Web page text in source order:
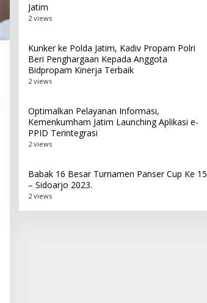
Jatim
2 views
Kunker ke Polda Jatim, Kadiv Propam Polri
Beri Penghargaan Kepada Anggota
Bidpropam Kinerja Terbaik
2 views
Optimalkan Pelayanan Informasi,
Kemenkumham Jatim Launching Aplikasi e-
PPID Terintegrasi
2 views
Babak 16 Besar Turnamen Panser Cup Ke 15
– Sidoarjo 2023.
2 views